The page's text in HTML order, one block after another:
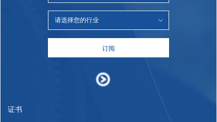
订阅
证书